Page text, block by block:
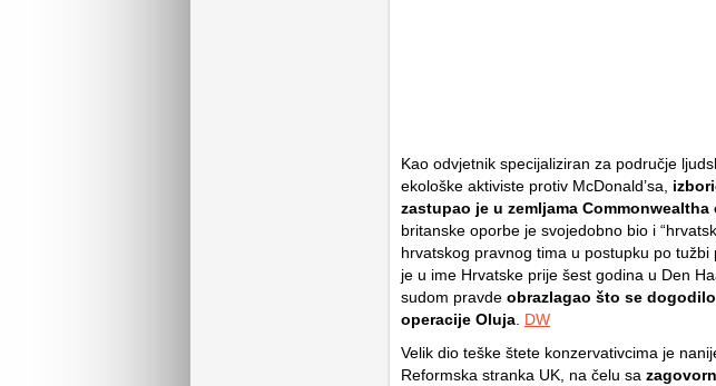
Kao odvjetnik specijaliziran za područje
ekološke aktiviste protiv McDonald’sa,
zastupao je u zemljama
britanske oporbe je svojedobno bio i
hrvatskog pravnog tima u postupku po
je u ime Hrvatske prije šest godina u Den
sudom pravde obrazlagao što se
operacije Oluja DW
Velik dio teške štete konzervativcima je
Reformska stranka UK, na čelu sa